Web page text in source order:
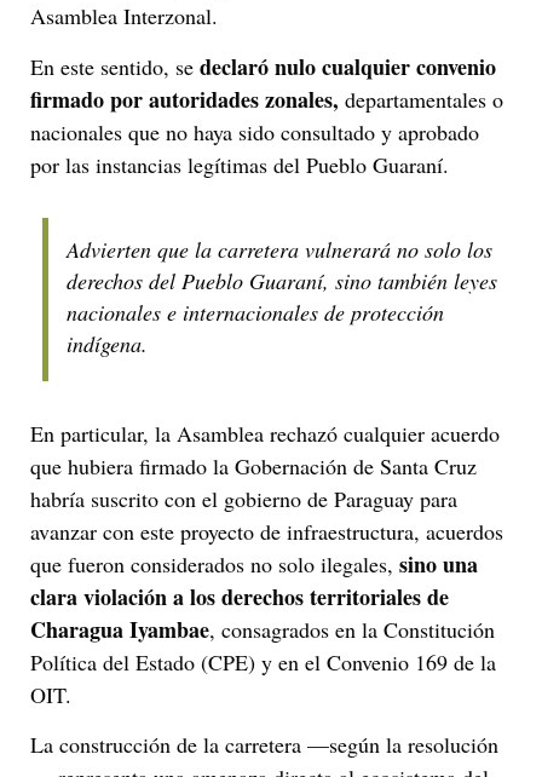
Asamblea Interzonal.
En este sentido, se declaró nulo cualquier convenio
firmado por autoridades zonales, departamentales o
nacionales que no haya sido consultado y aprobado
por las instancias legítimas del Pueblo Guaraní.
Advierten que la carretera vulnerará no solo los
derechos del Pueblo Guaraní, sino también leyes
nacionales e internacionales de protección
indígena.
En particular, la Asamblea rechazó cualquier acuerdo
que hubiera firmado la Gobernación de Santa Cruz
habría suscrito con el gobierno de Paraguay para
avanzar con este proyecto de infraestructura, acuerdos
que fueron considerados no solo ilegales, sino una
clara violación a los derechos territoriales de
Charagua Iyambae, consagrados en la Constitución
Política del Estado (CPE) y en el Convenio 169 de la
OIT.
La construcción de la carretera —según la resolución